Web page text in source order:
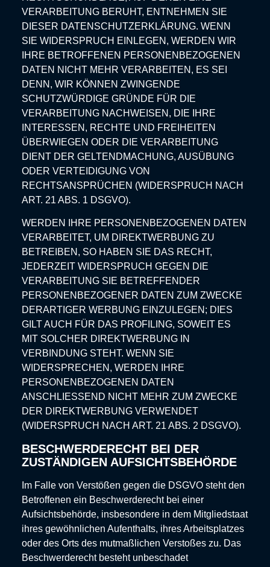
VERARBEITUNG BERUHT, ENTNEHMEN SIE
DIESER DATENSCHUTZERKLÄRUNG. WENN
SIE WIDERSPRUCH EINLEGEN, WERDEN WIR
IHRE BETROFFENEN PERSONENBEZOGENEN
DATEN NICHT MEHR VERARBEITEN, ES SEI
DENN, WIR KÖNNEN ZWINGENDE
SCHUTZWÜRDIGE GRÜNDE FÜR DIE
VERARBEITUNG NACHWEISEN, DIE IHRE
INTERESSEN, RECHTE UND FREIHEITEN
ÜBERWIEGEN ODER DIE VERARBEITUNG
DIENT DER GELTENDMACHUNG, AUSÜBUNG
ODER VERTEIDIGUNG VON
RECHTSANSPRÜCHEN (WIDERSPRUCH NACH
ART. 21 ABS. 1 DSGVO).
WERDEN IHRE PERSONENBEZOGENEN DATEN
VERARBEITET, UM DIREKTWERBUNG ZU
BETREIBEN, SO HABEN SIE DAS RECHT,
JEDERZEIT WIDERSPRUCH GEGEN DIE
VERARBEITUNG SIE BETREFFENDER
PERSONENBEZOGENER DATEN ZUM ZWECKE
DERARTIGER WERBUNG EINZULEGEN; DIES
GILT AUCH FÜR DAS PROFILING, SOWEIT ES
MIT SOLCHER DIREKTWERBUNG IN
VERBINDUNG STEHT. WENN SIE
WIDERSPRECHEN, WERDEN IHRE
PERSONENBEZOGENEN DATEN
ANSCHLIESSEND NICHT MEHR ZUM ZWECKE
DER DIREKTWERBUNG VERWENDET
(WIDERSPRUCH NACH ART. 21 ABS. 2 DSGVO).
BESCHWERDE­RECHT BEI DER
ZUSTÄNDIGEN AUFSICHTS­BEHÖRDE
Im Falle von Verstößen gegen die DSGVO steht den
Betroffenen ein Beschwerderecht bei einer
Aufsichtsbehörde, insbesondere in dem Mitgliedstaat
ihres gewöhnlichen Aufenthalts, ihres Arbeitsplatzes
oder des Orts des mutmaßlichen Verstoßes zu. Das
Beschwerderecht besteht unbeschadet